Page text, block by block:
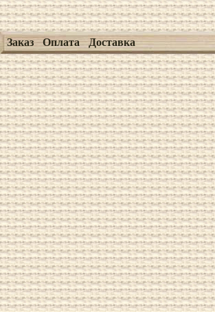
Заказ Оплата Доставка